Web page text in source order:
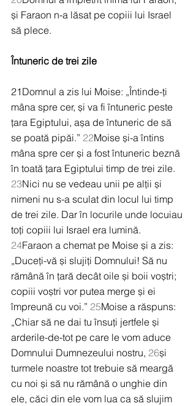
și Faraon n-a lăsat pe copiii lui Israel
să plece.
Întuneric de trei zile
21Domnul a zis lui Moise: „Întinde-ți
mâna spre cer, și va fi întuneric peste
țara Egiptului, așa de întuneric de să
se poată pipăi.” 22Moise și-a întins
mâna spre cer și a fost întuneric beznă
în toată țara Egiptului timp de trei zile.
23Nici nu se vedeau unii pe alții și
nimeni nu s-a sculat din locul lui timp
de trei zile. Dar în locurile unde locuiau
toți copiii lui Israel era lumină.
24Faraon a chemat pe Moise și a zis:
„Duceți-vă și slujiți Domnului! Să nu
rămână în țară decât oile și boii voștri;
copiii voștri vor putea merge și ei
împreună cu voi.” 25Moise a răspuns:
„Chiar să ne dai tu însuți jertfele și
arderile-de-tot pe care le vom aduce
Domnului Dumnezeului nostru, 26și
turmele noastre tot trebuie să meargă
cu noi și să nu rămână o unghie din
ele, căci din ele vom lua ca să slujim